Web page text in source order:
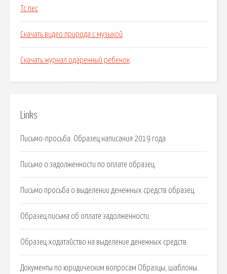
Тс пес
Скачать видео природа с музыкой
Скачать журнал одаренный ребенок
Links
Письмо-просьба. Образец написания 2019 года.
Письмо о задолженности по оплате образец.
Письмо просьба о выделении денежных средств образец.
Образец письма об оплате задолженности.
Образец ходатайство на выделение денежных средств.
Документы по юридическим вопросам Образцы, шаблоны.